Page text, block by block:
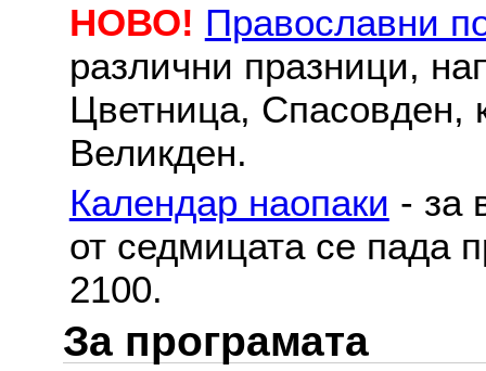
НОВО! Православни
различни празници,
Цветница, Спасовден,
Великден.
Календар наопаки - за
от седмицата се пада
2100.
За програмата